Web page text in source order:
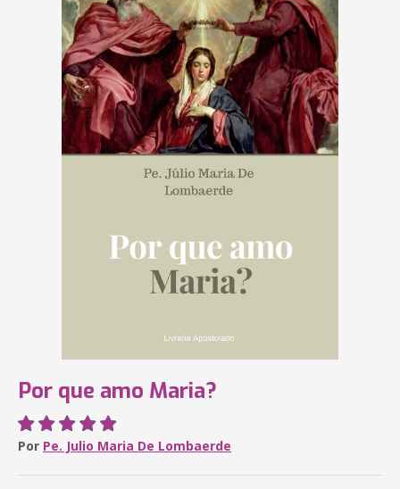
Por que amo Maria?
Por Pe. Julio Maria De Lombaerde